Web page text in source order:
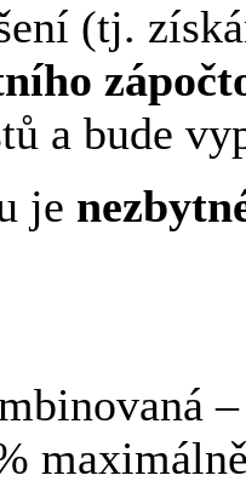
(tj.
a bude
je